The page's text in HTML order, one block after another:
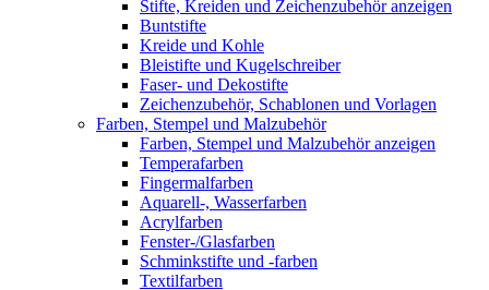
Stifte, Kreiden und Zeichenzubehör anzeigen
Buntstifte
Kreide und Kohle
Bleistifte und Kugelschreiber
Faser- und Dekostifte
Zeichenzubehör, Schablonen und Vorlagen
Farben, Stempel und Malzubehör
Farben, Stempel und Malzubehör anzeigen
Temperafarben
Fingermalfarben
Aquarell-, Wasserfarben
Acrylfarben
Fenster-/Glasfarben
Schminkstifte und -farben
Textilfarben